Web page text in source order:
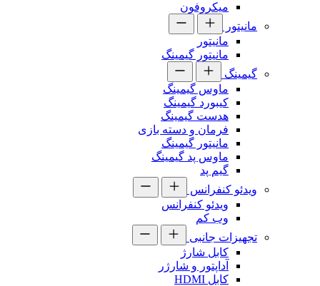
میکروفون
مانیتور
مانیتور
مانیتور گیمینگ
گیمینگ
ماوس گیمینگ
کیبورد گیمینگ
هدست گیمینگ
فرمان و دسته بازی
مانیتور گیمینگ
ماوس پد گیمینگ
گیم پد
ویدئو کنفرانس
ویدئو کنفرانس
وب کم
تجهیزات جانبی
کابل شارژ
آداپتور و شارژر
کابل HDMI